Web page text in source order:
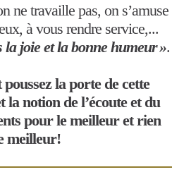
ne travaille pas, on s’amuse
à vous rendre service,...
la joie et la bonne humeur ».
la porte de cette
la notion de l’écoute et du
pour le meilleur et rien
meilleur!